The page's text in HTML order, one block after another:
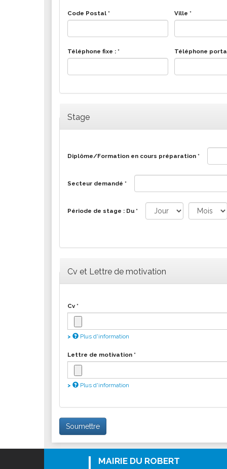
Les droits et obligations
Faire une demande de subvention
Les activités des associations
Infos sargasse
Toilettes publiques
Les marchés
Code Postal * Ville *
Téléphone fixe : * Téléphone
Stage
Diplôme/Formation en cours préparation *
Secteur demandé *
Période de stage : Du *
Cv et Lettre de motivation
Cv *
Plus d'information
Les fichiers doivent peser moins de
Extensions autorisées :gif jpg jpeg
Lettre de motivation *
Plus d'information
Soumettre
MAIRIE DU ROBERT